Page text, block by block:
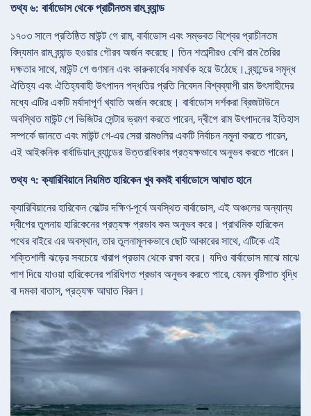
তথ্য ৬: বার্বাডোস থেকে প্রাচীনতম রাম ব্র্যান্ড
১৭০৩ সালে প্রতিষ্ঠিত মাউন্ট গে রাম, বার্বাডোস এবং সম্ভবত বিশ্বের প্রাচীনতম
বিদ্যমান রাম ব্র্যান্ড হওয়ার গৌরব অর্জন করেছে। তিন শতাব্দীরও বেশি রাম তৈরির
দক্ষতার সাথে, মাউন্ট গে গুণমান এবং কারুকার্যের সমার্থক হয়ে উঠেছে। ব্র্যান্ডের সমৃদ্ধ
ঐতিহ্য এবং ঐতিহ্যবাহী উৎপাদন পদ্ধতির প্রতি নিবেদন বিশ্বব্যাপী রাম উৎসাহীদের
মধ্যে এটির একটি মর্যাদাপূর্ণ খ্যাতি অর্জন করেছে। বার্বাডোস দর্শকরা ব্রিজটাউনে
অবস্থিত মাউন্ট গে ভিজিটর সেন্টার ভ্রমণ করতে পারেন, দ্বীপে রাম উৎপাদনের ইতিহাস
সম্পর্কে জানতে এবং মাউন্ট গে-এর সেরা রামগুলির একটি নির্বাচন নমুনা করতে পারেন,
এই আইকনিক বার্বাডিয়ান ব্র্যান্ডের উত্তরাধিকার প্রত্যক্ষভাবে অনুভব করতে পারেন।
তথ্য ৭: ক্যারিবিয়ানে নিয়মিত হারিকেন খুব কমই বার্বাডোসে আঘাত হানে
ক্যারিবিয়ানের হারিকেন বেল্টের দক্ষিণ-পূর্বে অবস্থিত বার্বাডোস, এই অঞ্চলের অন্যান্য
দ্বীপের তুলনায় হারিকেনের প্রত্যক্ষ প্রভাব কম অনুভব করে। প্রাথমিক হারিকেন
পথের বাইরে এর অবস্থান, তার তুলনামূলকভাবে ছোট আকারের সাথে, এটিকে এই
শক্তিশালী ঝড়ের সবচেয়ে খারাপ প্রভাব থেকে রক্ষা করে। যদিও বার্বাডোস মাঝে মাঝে
পাশ দিয়ে যাওয়া হারিকেনের পরিধিগত প্রভাব অনুভব করতে পারে, যেমন বৃষ্টিপাত বৃদ্ধি
বা দমকা বাতাস, প্রত্যক্ষ আঘাত বিরল।